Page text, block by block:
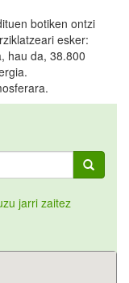
botiken ontzi
esker:
hau da, 38.800
jarri zaitez